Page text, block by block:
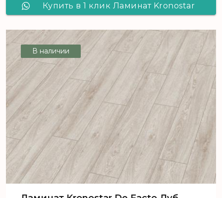
Купить в 1 клик Ламинат Kronostar
В наличии